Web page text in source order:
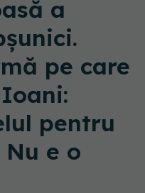
a
pe care
pentru
e o